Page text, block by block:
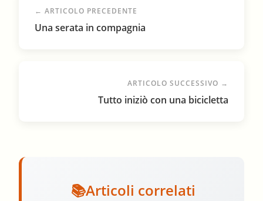
← ARTICOLO PRECEDENTE
Una serata in compagnia
ARTICOLO SUCCESSIVO →
Tutto iniziò con una bicicletta
Articoli correlati